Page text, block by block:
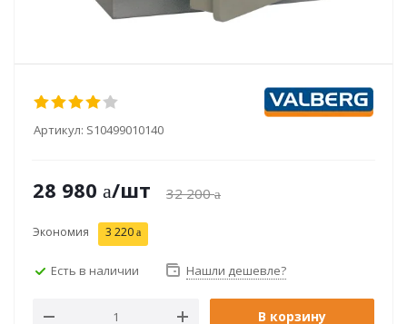
Артикул: S10499010140
28 980 /шт 32 200
Экономия 3 220
Есть в наличии Нашли дешевле?
В корзину